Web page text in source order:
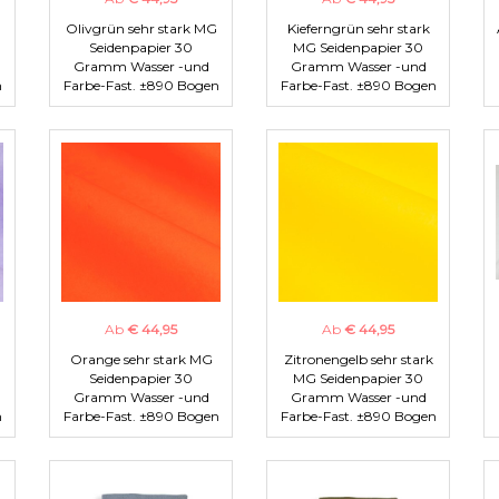
Olivgrün sehr stark MG
Seidenpapier 30
Gramm Wasser -und
Farbe-Fast. ±890 Bogen
Kieferngrün sehr stark
MG Seidenpapier 30
Gramm Wasser -und
Farbe-Fast. ±890 Bogen
Ab € 44,95
Orange sehr stark MG
Seidenpapier 30
Gramm Wasser -und
Farbe-Fast. ±890 Bogen
Ab € 44,95
Zitronengelb sehr stark
MG Seidenpapier 30
Gramm Wasser -und
Farbe-Fast. ±890 Bogen